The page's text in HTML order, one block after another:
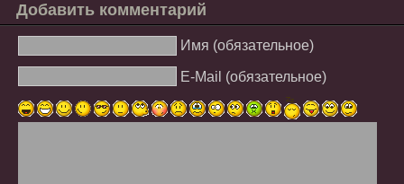
Добавить комментарий
Имя (обязательное)
E-Mail (обязательное)